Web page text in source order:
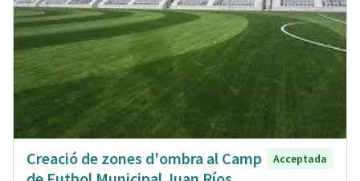
Creació de zones d'ombra al Camp
Acceptada